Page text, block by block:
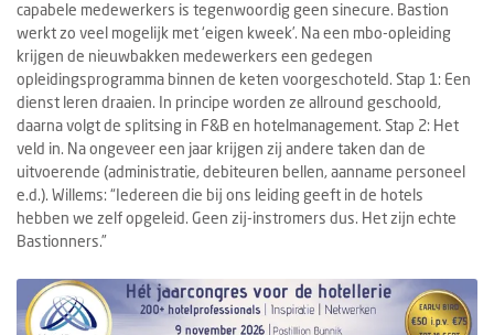
capabele medewerkers is tegenwoordig geen sinecure. Bastion
werkt zo veel mogelijk met ‘eigen kweek’. Na een mbo-opleiding
krijgen de nieuwbakken medewerkers een gedegen
opleidingsprogramma binnen de keten voorgeschoteld. Stap 1: Een
dienst leren draaien. In principe worden ze allround geschoold,
daarna volgt de splitsing in F&B en hotelmanagement. Stap 2: Het
veld in. Na ongeveer een jaar krijgen zij andere taken dan de
uitvoerende (administratie, debiteuren bellen, aanname personeel
e.d.). Willems: “Iedereen die bij ons leiding geeft in de hotels
hebben we zelf opgeleid. Geen zij-instromers dus. Het zijn echte
Bastionners.”